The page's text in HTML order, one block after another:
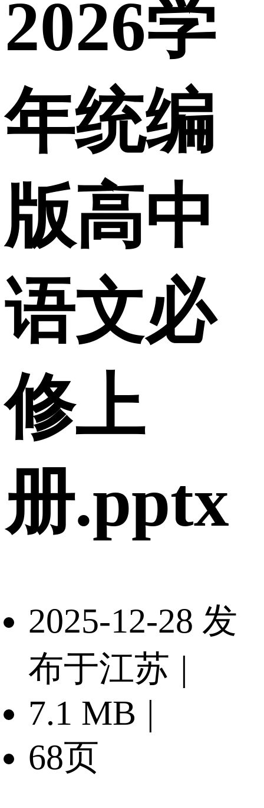
2026学
年统编
版高中
语文必
修上
册.pptx
2025-12-28 发
布于江苏 |
7.1 MB |
68页